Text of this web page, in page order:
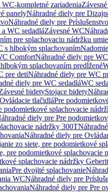
kompletné zariadenia
panelyNáhradné diely pre
Náhradné diely pre Príslušenstvo
WC sedadláZávesné WC
pre splachovaciu nádržku
s hlbokým splachovaním
ComfortNáhradné diely pre
splachovaním predĺžené
pre detiNáhradné diely pre WC
diely pre WC sedadláWC
bidetyStojace bidety
tlačidláPre
podomietkové splachovacie
diely pre Pre
nádržky 300T
Náhradné diely pre
zo siete, pre podomietkové
pre podomietkové splachovacie
splachovacie nádržky
Pre dvojité splachovanie
WCNáhradné diely pre
Náhradné diely pre Pre